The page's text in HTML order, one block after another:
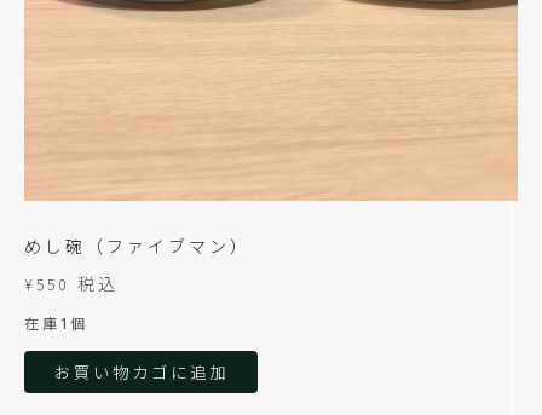
めし碗（ファイブマン）
¥ 550 税込
在庫1個
お買い物カゴに追加